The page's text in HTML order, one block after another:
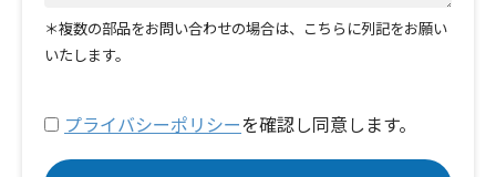
＊複数の部品をお問い合わせの場合は、こちらに列記をお願い
いたします。
プライバシーポリシーを確認し同意します。